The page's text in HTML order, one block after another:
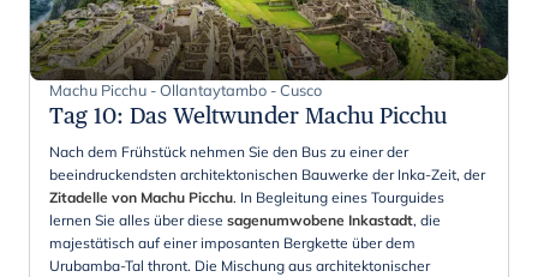
Machu Picchu - Ollantaytambo - Cusco
Tag 10: Das Weltwunder Machu Picchu
Nach dem Frühstück nehmen Sie den Bus zu einer der
beeindruckendsten architektonischen Bauwerke der Inka-Zeit, der
Zitadelle von Machu Picchu. In Begleitung eines Tourguides
lernen Sie alles über diese sagenumwobene Inkastadt, die
majestätisch auf einer imposanten Bergkette über dem
Urubamba-Tal thront. Die Mischung aus architektonischer